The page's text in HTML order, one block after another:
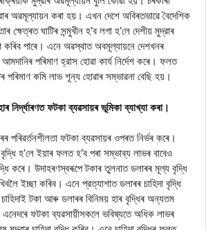
অৱমূল্যায়ন কৰা হয়। এখন দেশে অবিৰতভাৱে বৈদেশিক
ক্ষেত্ৰত ঘাটিৰ সন্মুখীন হ’ব লগা হ’লে দেশীয় মুদ্রাৰ
পাৰে। এনে অৱস্থাত অবমূল্যায়নে দেশখনৰ
পৰিমাণ হ্রাস হোৱা কাৰ্য নির্দেশ কৰে। ফলত
পৰিমাণ কমি লাভ শূন্য হোৱাৰ সম্ভাৱনা বেছি হয়।
নিৰ্দ্ধাৰণত ফটকা ব্যৱসায়ৰ ভূমিকা ব্যাখ্যা কৰা।
পৰিৱৰ্তনশীলতা ফটকা ব্যৱসায়ৰ ওপৰত নিৰ্ভৰ কৰে।
হ’লে ইয়াৰ ফলত হ’ব পৰা সম্ভাব্য লাভৰ বাবেও
কৰে। উদাহৰণস্বৰূপে টকাৰ তুলনাত ডলাৰৰ মূল্য বৃদ্ধি
ইচ্ছা কৰিব। এনে প্রত্যাশাত ডলাৰৰ চাহিদা বৃদ্ধি
টকা আৰু ডলাৰৰ বিনিময় হাৰ বৃদ্ধিৰ অন্যতম
এনেদৰে ফটকা ব্যৱসায়ীসকলে ভবিষ্যতে অধিক লাভৰ